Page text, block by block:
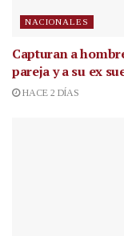
NACIONALES
Capturan a
pareja y a su ex
HACE 2 DÍAS